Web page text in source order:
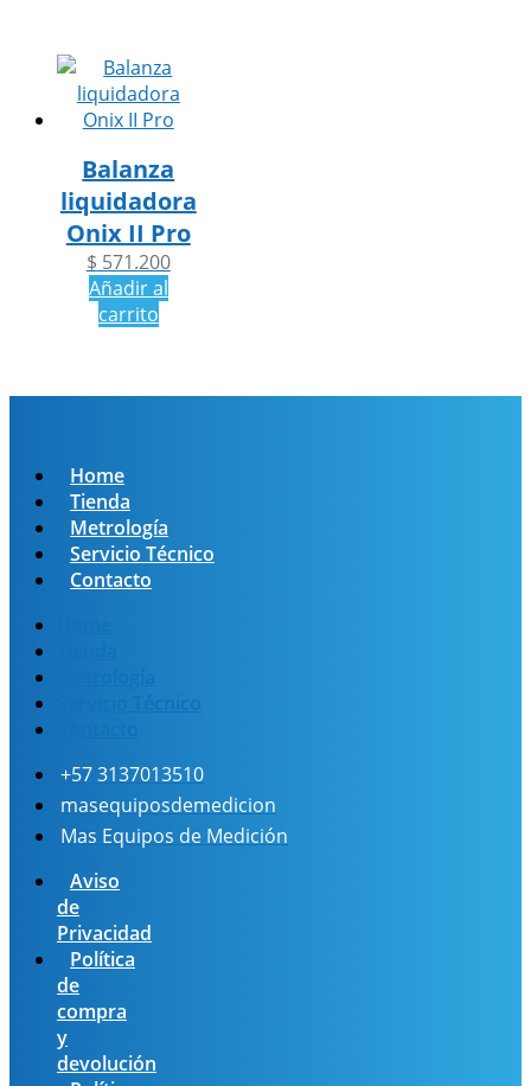
Balanza
liquidadora
Onix II Pro
$ 571.200
Añadir al
carrito
Home
Tienda
Metrología
Servicio Técnico
Contacto
+57 3137013510
masequiposdemedicion
Mas Equipos de Medición
Aviso
de
Privacidad
Política
de
compra
y
devolución